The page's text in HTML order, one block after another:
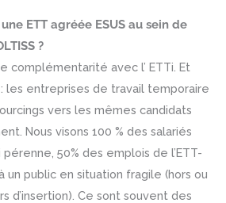
ETT agréée ESUS au sein de
?
complémentarité avec l’ ETTi. Et
les entreprises de travail temporaire
vers les mêmes candidats
Nous visons 100 % des salariés
50% des emplois de l’ETT-
un public en situation fragile (hors ou
d’insertion). Ce sont souvent des